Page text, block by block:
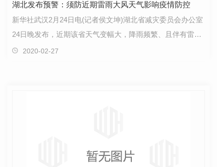
湖北发布预警：须防近期雷雨大风天气影响疫情防控
新华社武汉2月24日电(记者侯文坤)湖北省减灾委员会办公室
24日晚发布，近期该省天气变幅大，降雨频繁、且伴有雷电
大风，尤其气温起伏不定，以及长期的高湿天气，或…
2020-02-27